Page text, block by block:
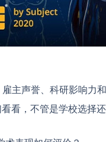
主声誉、科研影响力
看，不管是学校选择